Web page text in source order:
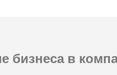
бизнеса в